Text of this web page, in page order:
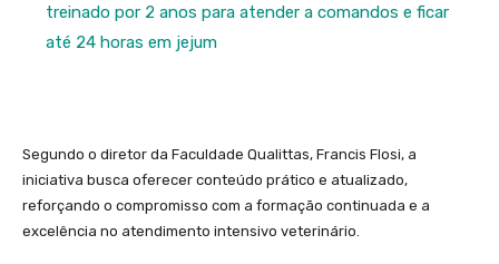
treinado por 2 anos para atender a comandos e ficar
até 24 horas em jejum
Segundo o diretor da Faculdade Qualittas, Francis Flosi, a
iniciativa busca oferecer conteúdo prático e atualizado,
reforçando o compromisso com a formação continuada e a
excelência no atendimento intensivo veterinário.